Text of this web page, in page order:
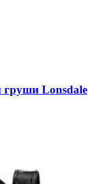
груши Lonsdale